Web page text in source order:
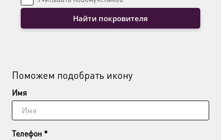
Найти покровителя
Поможем подобрать икону
Имя
Телефон *